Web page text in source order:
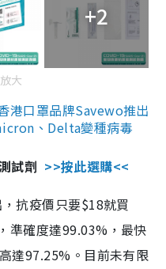
+2
大
港口罩品牌Savewo推出
、Delta變種病毒
試劑 >>按此選購<<
抗疫價只要$18就買
準確度達99.03%，最快
達97.25%。目前未有限